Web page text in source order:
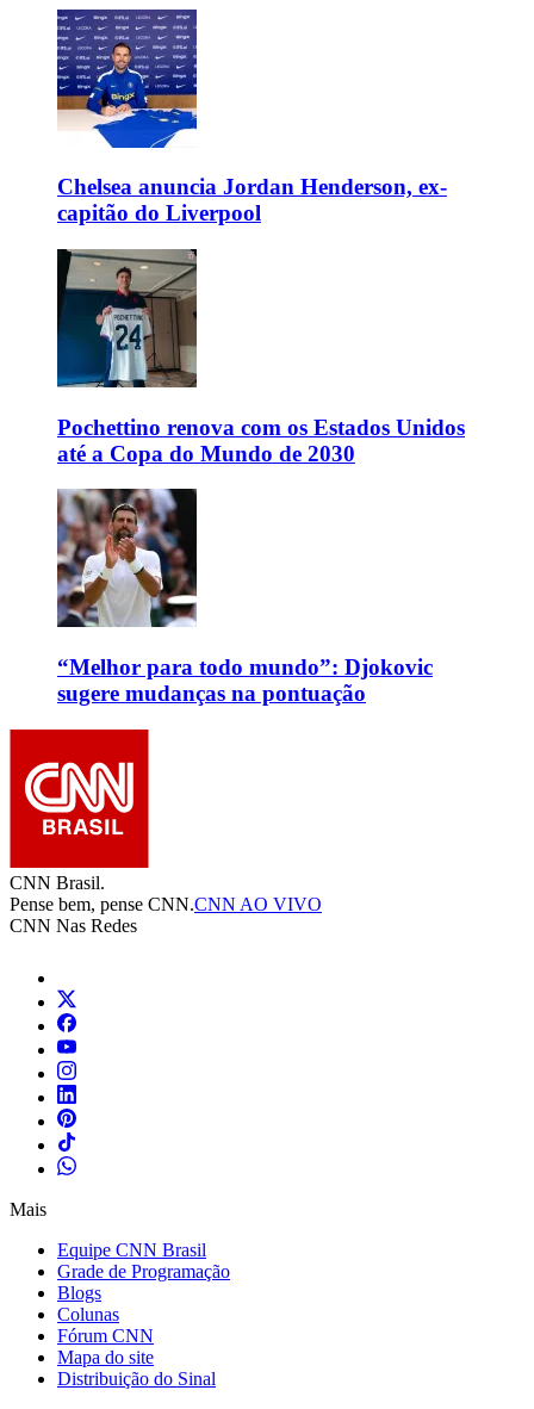
Chelsea anuncia Jordan Henderson, ex-
capitão do Liverpool
Pochettino renova com os Estados Unidos
até a Copa do Mundo de 2030
“Melhor para todo mundo”: Djokovic
sugere mudanças na pontuação
CNN Brasil.
Pense bem, pense CNN.CNN AO VIVO
CNN Nas Redes
Mais
Equipe CNN Brasil
Grade de Programação
Blogs
Colunas
Fórum CNN
Mapa do site
Distribuição do Sinal